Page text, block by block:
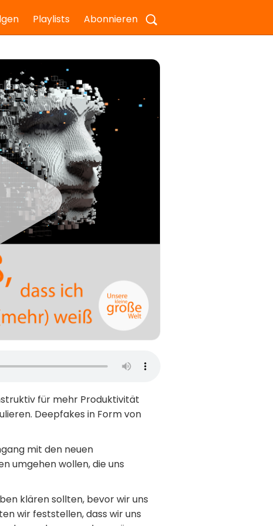
Playlists Abonnieren
für mehr Produktivität
Deepfakes in Form von
mit den neuen
umgehen wollen, die uns
klären sollten, bevor wir uns
wir feststellen, dass wir uns